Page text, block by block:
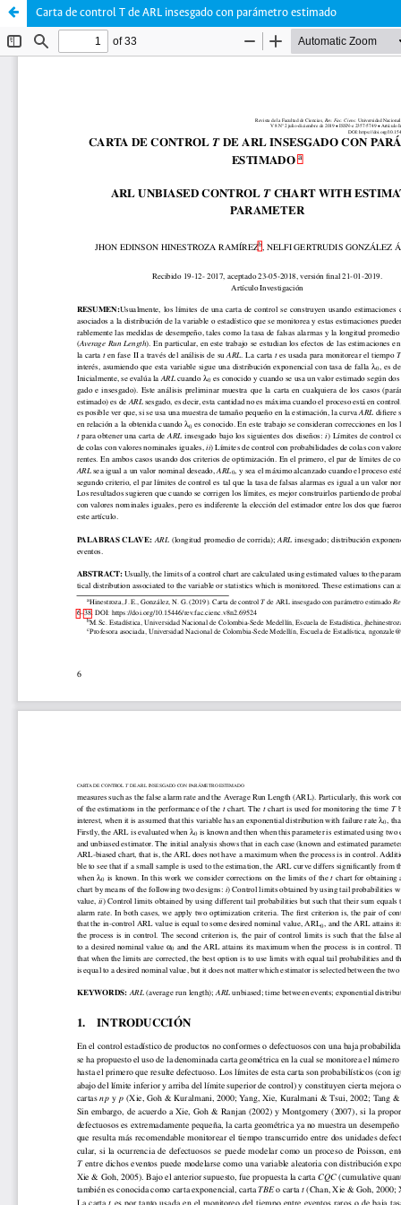
Carta de control T de ARL insesgado con parámetro estimado